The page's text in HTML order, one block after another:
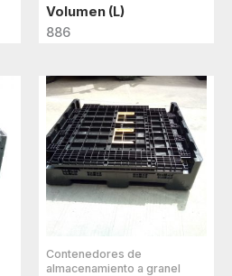
Volumen (L)
886
Contenedores de
almacenamiento a granel